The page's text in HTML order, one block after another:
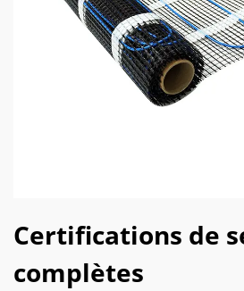
Certifications de
complètes